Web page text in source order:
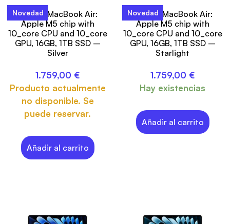
Novedad
13-inch MacBook Air:
Apple M5 chip with
10_core CPU and 10_core
GPU, 16GB, 1TB SSD –
Silver
1.759,00 €
Producto actualmente
no disponible. Se
puede reservar.
Añadir al carrito
Novedad
13-inch MacBook Air:
Apple M5 chip with
10_core CPU and 10_core
GPU, 16GB, 1TB SSD –
Starlight
1.759,00 €
Hay existencias
Añadir al carrito